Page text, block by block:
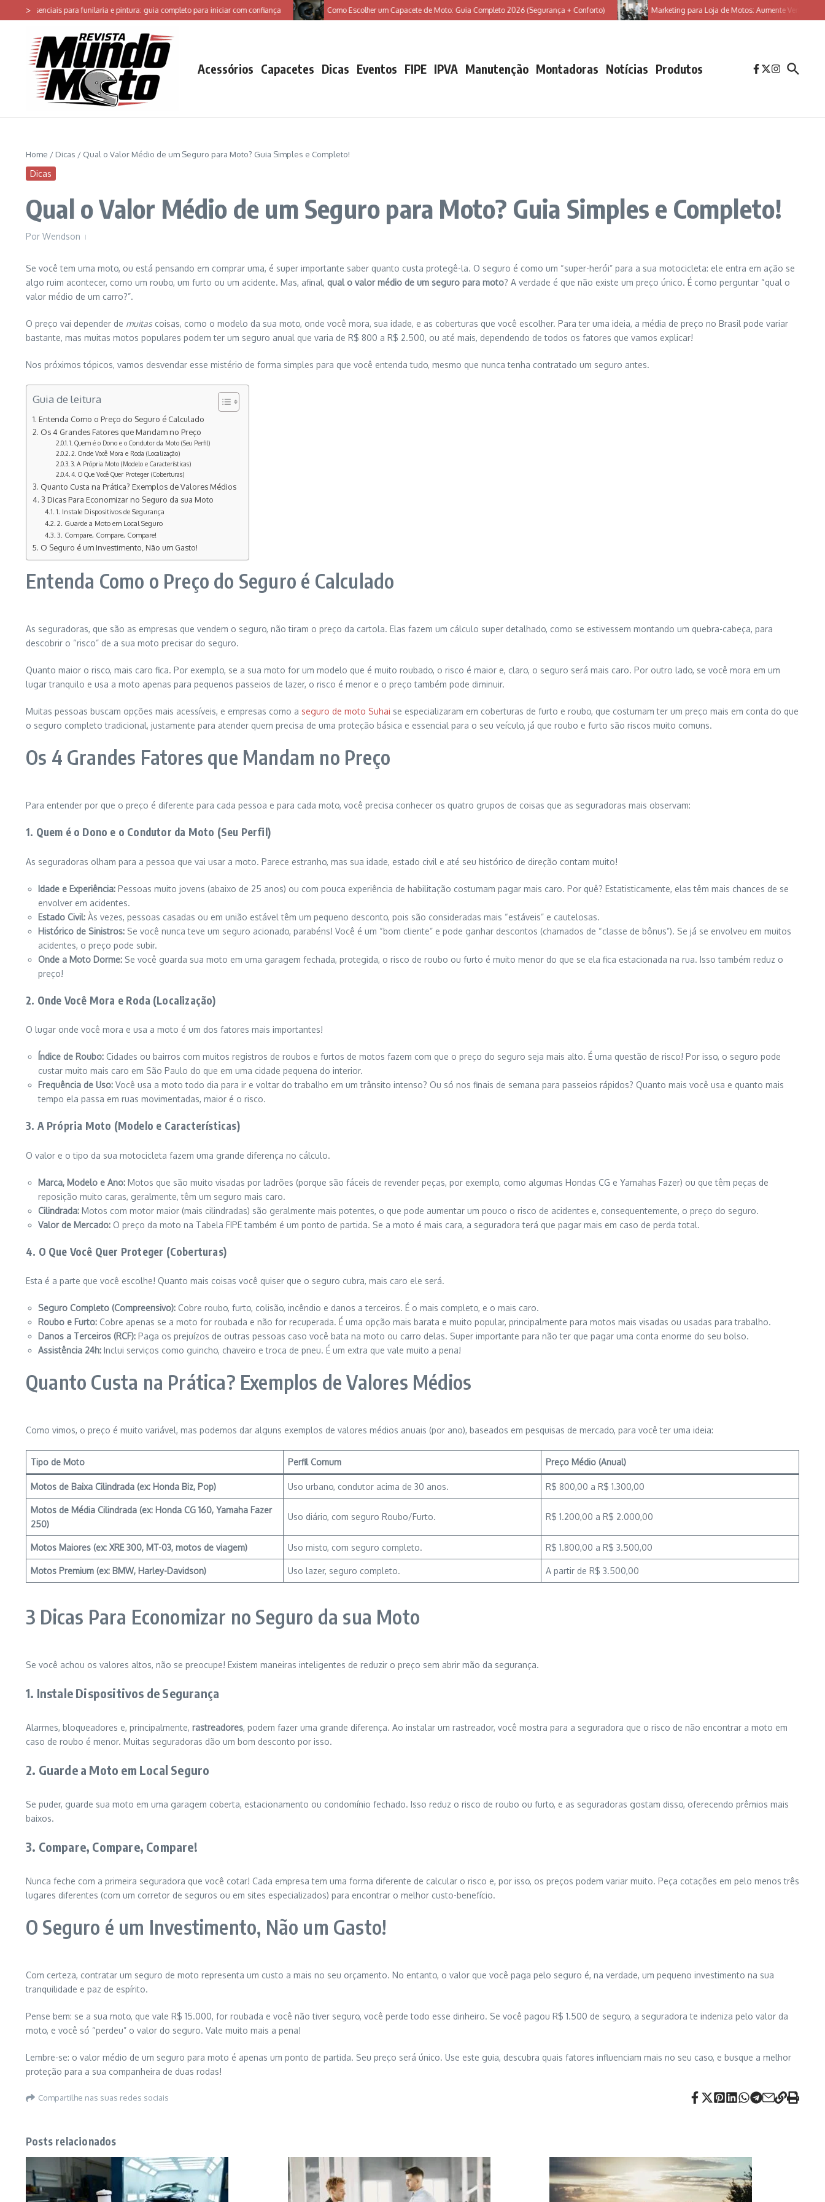
Ir para o conteúdo
>
essenciais para funilaria e pintura: guia completo para iniciar com confiança Como Escolher um Capacete de Moto: Guia Completo 2026 (Segurança + Conforto) Marketing para Loja de Motos: Aumente Vendas 40%
Acessórios Capacetes Dicas Eventos FIPE IPVA Manutenção Montadoras Notícias Produtos
Home / Dicas / Qual o Valor Médio de um Seguro para Moto? Guia Simples e Completo!
Dicas
Qual o Valor Médio de um Seguro para Moto? Guia Simples e Completo!
Por Wendson
Se você tem uma moto, ou está pensando em comprar uma, é super importante saber quanto custa protegê-la. O seguro é como um “super-herói” para a sua motocicleta: ele entra em ação se
algo ruim acontecer, como um roubo, um furto ou um acidente. Mas, afinal, qual o valor médio de um seguro para moto? A verdade é que não existe um preço único. É como perguntar “qual o
valor médio de um carro?”.
O preço vai depender de muitas coisas, como o modelo da sua moto, onde você mora, sua idade, e as coberturas que você escolher. Para ter uma ideia, a média de preço no Brasil pode variar
bastante, mas muitas motos populares podem ter um seguro anual que varia de R$ 800 a R$ 2.500, ou até mais, dependendo de todos os fatores que vamos explicar!
Nos próximos tópicos, vamos desvendar esse mistério de forma simples para que você entenda tudo, mesmo que nunca tenha contratado um seguro antes.
Guia de leitura
Entenda Como o Preço do Seguro é Calculado
Os 4 Grandes Fatores que Mandam no Preço
1. Quem é o Dono e o Condutor da Moto (Seu Perfil)
2. Onde Você Mora e Roda (Localização)
3. A Própria Moto (Modelo e Características)
4. O Que Você Quer Proteger (Coberturas)
Quanto Custa na Prática? Exemplos de Valores Médios
3 Dicas Para Economizar no Seguro da sua Moto
1. Instale Dispositivos de Segurança
2. Guarde a Moto em Local Seguro
3. Compare, Compare, Compare!
O Seguro é um Investimento, Não um Gasto!
Entenda Como o Preço do Seguro é Calculado
As seguradoras, que são as empresas que vendem o seguro, não tiram o preço da cartola. Elas fazem um cálculo super detalhado, como se estivessem montando um quebra-cabeça, para
descobrir o “risco” de a sua moto precisar do seguro.
Quanto maior o risco, mais caro fica. Por exemplo, se a sua moto for um modelo que é muito roubado, o risco é maior e, claro, o seguro será mais caro. Por outro lado, se você mora em um
lugar tranquilo e usa a moto apenas para pequenos passeios de lazer, o risco é menor e o preço também pode diminuir.
Muitas pessoas buscam opções mais acessíveis, e empresas como a seguro de moto Suhai se especializaram em coberturas de furto e roubo, que costumam ter um preço mais em conta do que
o seguro completo tradicional, justamente para atender quem precisa de uma proteção básica e essencial para o seu veículo, já que roubo e furto são riscos muito comuns.
Os 4 Grandes Fatores que Mandam no Preço
Para entender por que o preço é diferente para cada pessoa e para cada moto, você precisa conhecer os quatro grupos de coisas que as seguradoras mais observam:
1. Quem é o Dono e o Condutor da Moto (Seu Perfil)
As seguradoras olham para a pessoa que vai usar a moto. Parece estranho, mas sua idade, estado civil e até seu histórico de direção contam muito!
Idade e Experiência: Pessoas muito jovens (abaixo de 25 anos) ou com pouca experiência de habilitação costumam pagar mais caro. Por quê? Estatisticamente, elas têm mais chances de se
envolver em acidentes.
Estado Civil: Às vezes, pessoas casadas ou em união estável têm um pequeno desconto, pois são consideradas mais “estáveis” e cautelosas.
Histórico de Sinistros: Se você nunca teve um seguro acionado, parabéns! Você é um “bom cliente” e pode ganhar descontos (chamados de “classe de bônus”). Se já se envolveu em muitos
acidentes, o preço pode subir.
Onde a Moto Dorme: Se você guarda sua moto em uma garagem fechada, protegida, o risco de roubo ou furto é muito menor do que se ela fica estacionada na rua. Isso também reduz o
preço!
2. Onde Você Mora e Roda (Localização)
O lugar onde você mora e usa a moto é um dos fatores mais importantes!
Índice de Roubo: Cidades ou bairros com muitos registros de roubos e furtos de motos fazem com que o preço do seguro seja mais alto. É uma questão de risco! Por isso, o seguro pode
custar muito mais caro em São Paulo do que em uma cidade pequena do interior.
Frequência de Uso: Você usa a moto todo dia para ir e voltar do trabalho em um trânsito intenso? Ou só nos finais de semana para passeios rápidos? Quanto mais você usa e quanto mais
tempo ela passa em ruas movimentadas, maior é o risco.
3. A Própria Moto (Modelo e Características)
O valor e o tipo da sua motocicleta fazem uma grande diferença no cálculo.
Marca, Modelo e Ano: Motos que são muito visadas por ladrões (porque são fáceis de revender peças, por exemplo, como algumas Hondas CG e Yamahas Fazer) ou que têm peças de
reposição muito caras, geralmente, têm um seguro mais caro.
Cilindrada: Motos com motor maior (mais cilindradas) são geralmente mais potentes, o que pode aumentar um pouco o risco de acidentes e, consequentemente, o preço do seguro.
Valor de Mercado: O preço da moto na Tabela FIPE também é um ponto de partida. Se a moto é mais cara, a seguradora terá que pagar mais em caso de perda total.
4. O Que Você Quer Proteger (Coberturas)
Esta é a parte que você escolhe! Quanto mais coisas você quiser que o seguro cubra, mais caro ele será.
Seguro Completo (Compreensivo): Cobre roubo, furto, colisão, incêndio e danos a terceiros. É o mais completo, e o mais caro.
Roubo e Furto: Cobre apenas se a moto for roubada e não for recuperada. É uma opção mais barata e muito popular, principalmente para motos mais visadas ou usadas para trabalho.
Danos a Terceiros (RCF): Paga os prejuízos de outras pessoas caso você bata na moto ou carro delas. Super importante para não ter que pagar uma conta enorme do seu bolso.
Assistência 24h: Inclui serviços como guincho, chaveiro e troca de pneu. É um extra que vale muito a pena!
Quanto Custa na Prática? Exemplos de Valores Médios
Como vimos, o preço é muito variável, mas podemos dar alguns exemplos de valores médios anuais (por ano), baseados em pesquisas de mercado, para você ter uma ideia:
Tipo de Moto Perfil Comum Preço Médio (Anual)
Motos de Baixa Cilindrada (ex: Honda Biz, Pop) Uso urbano, condutor acima de 30 anos. R$ 800,00 a R$ 1.300,00
Motos de Média Cilindrada (ex: Honda CG 160, Yamaha Fazer
250)
Uso diário, com seguro Roubo/Furto. R$ 1.200,00 a R$ 2.000,00
Motos Maiores (ex: XRE 300, MT-03, motos de viagem) Uso misto, com seguro completo. R$ 1.800,00 a R$ 3.500,00
Motos Premium (ex: BMW, Harley-Davidson) Uso lazer, seguro completo. A partir de R$ 3.500,00
3 Dicas Para Economizar no Seguro da sua Moto
Se você achou os valores altos, não se preocupe! Existem maneiras inteligentes de reduzir o preço sem abrir mão da segurança.
1. Instale Dispositivos de Segurança
Alarmes, bloqueadores e, principalmente, rastreadores, podem fazer uma grande diferença. Ao instalar um rastreador, você mostra para a seguradora que o risco de não encontrar a moto em
caso de roubo é menor. Muitas seguradoras dão um bom desconto por isso.
2. Guarde a Moto em Local Seguro
Se puder, guarde sua moto em uma garagem coberta, estacionamento ou condomínio fechado. Isso reduz o risco de roubo ou furto, e as seguradoras gostam disso, oferecendo prêmios mais
baixos.
3. Compare, Compare, Compare!
Nunca feche com a primeira seguradora que você cotar! Cada empresa tem uma forma diferente de calcular o risco e, por isso, os preços podem variar muito. Peça cotações em pelo menos três
lugares diferentes (com um corretor de seguros ou em sites especializados) para encontrar o melhor custo-benefício.
O Seguro é um Investimento, Não um Gasto!
Com certeza, contratar um seguro de moto representa um custo a mais no seu orçamento. No entanto, o valor que você paga pelo seguro é, na verdade, um pequeno investimento na sua
tranquilidade e paz de espírito.
Pense bem: se a sua moto, que vale R$ 15.000, for roubada e você não tiver seguro, você perde todo esse dinheiro. Se você pagou R$ 1.500 de seguro, a seguradora te indeniza pelo valor da
moto, e você só “perdeu” o valor do seguro. Vale muito mais a pena!
Lembre-se: o valor médio de um seguro para moto é apenas um ponto de partida. Seu preço será único. Use este guia, descubra quais fatores influenciam mais no seu caso, e busque a melhor
proteção para a sua companheira de duas rodas!
Compartilhe nas suas redes sociais
Posts relacionados